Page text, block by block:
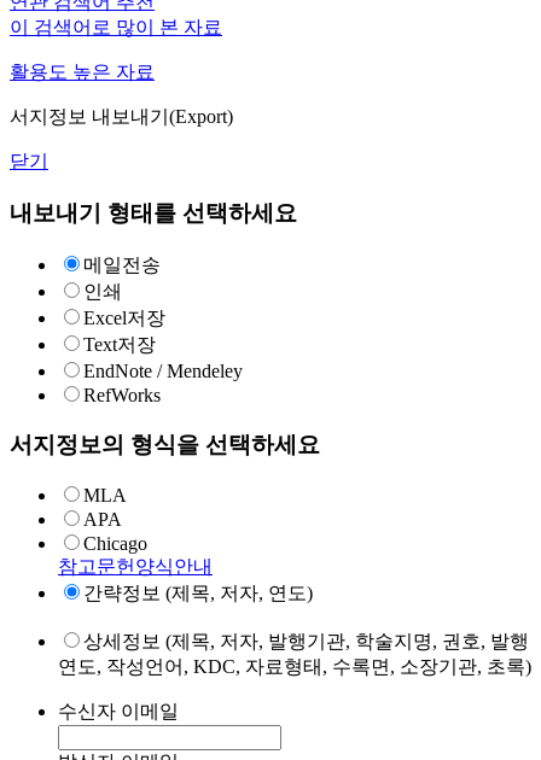
이 검색어로 많이 본 자료
활용도 높은 자료
서지정보 내보내기(Export)
닫기
내보내기 형태를 선택하세요
메일전송
인쇄
Excel저장
Text저장
EndNote / Mendeley
RefWorks
서지정보의 형식을 선택하세요
MLA
APA
Chicago
참고문헌양식안내
간략정보 (제목, 저자, 연도)
상세정보 (제목, 저자, 발행기관, 학술지명, 권호, 발행
연도, 작성언어, KDC, 자료형태, 수록면, 소장기관, 초록)
수신자 이메일